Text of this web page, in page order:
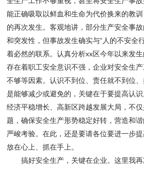
能正确吸取以鲜血和生命为代价换来的教
的再次发生。客观地讲，部分生产安全事
和突发性，但事故发生确实与“人的不安全
着必然的联系。认真分析xx区今年以来发
存在着职工安全意识不强，企业对安全生
不够等因素。认识不到位、责任就不到位
是能够减少或避免的，关键在于要提高认
经济平稳增长、高新区跨越发展大局，不
题，确保安全生产形势稳定好转，营造和
严峻考验。在此，还是要请各位要进一步
放在心上、抓在手上。
搞好安全生产，关键在企业。这里我再